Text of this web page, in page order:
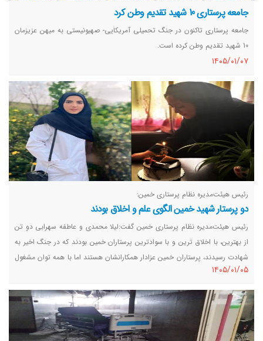
جامعه پرستاری 10 شهید تقدیم وطن کرد
جامعه پرستاری تاکنون در جنگ تحمیلی آمریکایی- صهیونیستی به میهن عزیزمان
10 شهید تقدیم وطن کرده است.
١٤٠٥/٠١/٠٧
رئیس هیئت‌مدیره نظام پرستاری خمین:
دو پرستار شهید خمین الگوی علم و اخلاق بودند
رئیس هیئت‌مدیره نظام پرستاری خمین گفت:لیلا محمدی و عاطفه سهرابی دو تن
از بهترین، با اخلاق ترین و با سوادترین پرستاران خمین بودند که در جنگ اخیر به
شهادت رسیدند، پرستاران خمین عزادار همکارانشان هستند اما با همه توان مشغول
خدمت به بیماران و مصدومان هستند.
١٤٠٥/٠١/٠٥